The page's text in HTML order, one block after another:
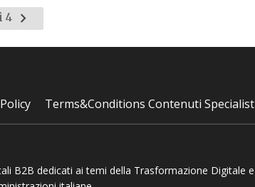
4
Pagina
successiva
Terms&Conditions Contenuti
B2B dedicati ai temi della Trasformazione Digitale